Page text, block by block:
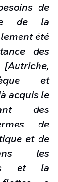
de
de la
été
des
et
acquis le
des
de
et de
les
et la